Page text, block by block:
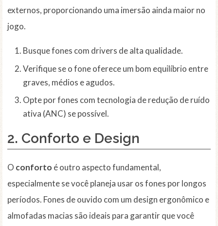
externos, proporcionando uma imersão ainda maior no
jogo.
Busque fones com drivers de alta qualidade.
Verifique se o fone oferece um bom equilíbrio entre
graves, médios e agudos.
Opte por fones com tecnologia de redução de ruído
ativa (ANC) se possível.
2. Conforto e Design
O conforto é outro aspecto fundamental,
especialmente se você planeja usar os fones por longos
períodos. Fones de ouvido com um design ergonômico e
almofadas macias são ideais para garantir que você